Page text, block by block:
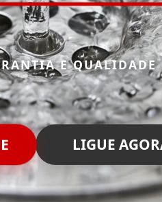
E QUALIDADE
LIGUE